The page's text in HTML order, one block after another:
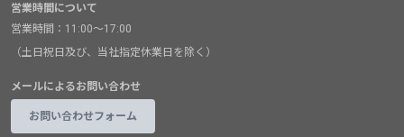
営業時間について
営業時間：11:00～17:00
（土日祝日及び、当社指定休業日を除く）
メールによるお問い合わせ
お問い合わせフォーム